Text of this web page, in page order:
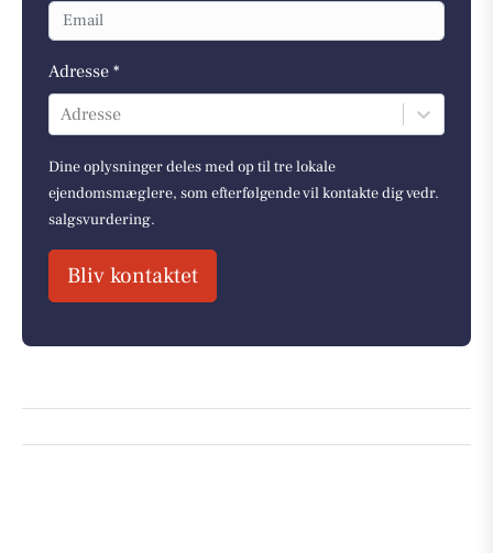
Adresse *
Adresse
Dine oplysninger deles med op til tre lokale
ejendomsmæglere, som efterfølgende vil kontakte dig vedr.
salgsvurdering.
Bliv kontaktet